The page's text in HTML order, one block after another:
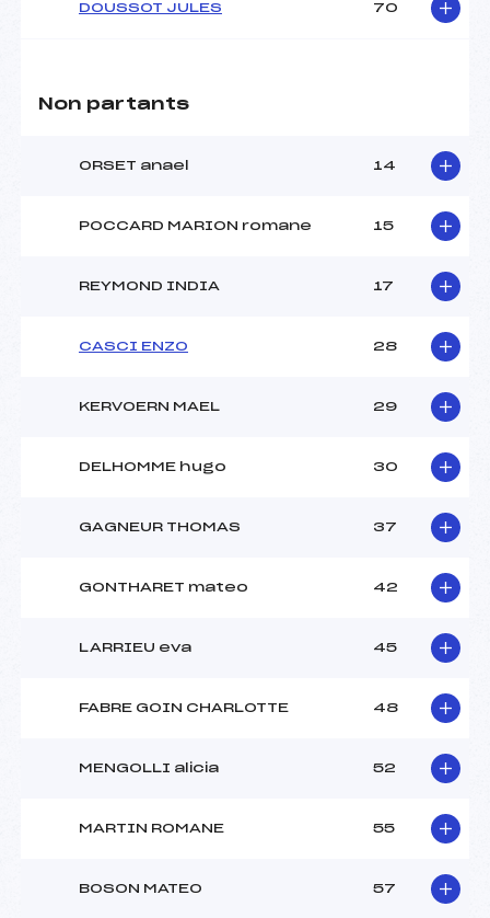
DOUSSOT JULES 70
Non partants
ORSET anael 14
POCCARD MARION romane 15
REYMOND INDIA 17
CASCI ENZO 28
KERVOERN MAEL 29
DELHOMME hugo 30
GAGNEUR THOMAS 37
GONTHARET mateo 42
LARRIEU eva 45
FABRE GOIN CHARLOTTE 48
MENGOLLI alicia 52
MARTIN ROMANE 55
BOSON MATEO 57